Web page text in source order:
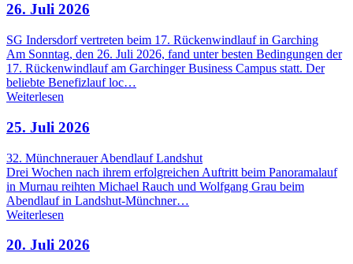
26. Juli 2026
SG Indersdorf vertreten beim 17. Rückenwindlauf in Garching
Am Sonntag, den 26. Juli 2026, fand unter besten Bedingungen der
17. Rückenwindlauf am Garchinger Business Campus statt. Der
beliebte Benefizlauf loc…
Weiterlesen
25. Juli 2026
32. Münchnerauer Abendlauf Landshut
Drei Wochen nach ihrem erfolgreichen Auftritt beim Panoramalauf
in Murnau reihten Michael Rauch und Wolfgang Grau beim
Abendlauf in Landshut-Münchner…
Weiterlesen
20. Juli 2026